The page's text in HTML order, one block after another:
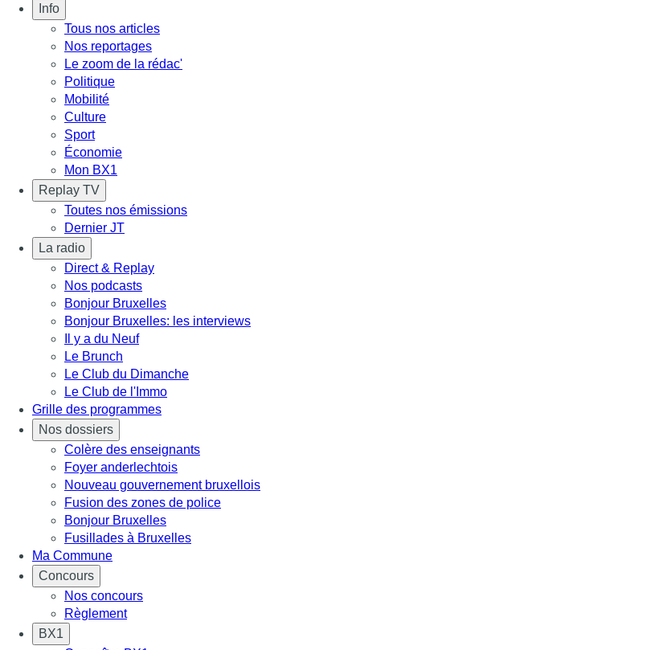
Info
Tous nos articles
Nos reportages
Le zoom de la rédac'
Politique
Mobilité
Culture
Sport
Économie
Mon BX1
Replay TV
Toutes nos émissions
Dernier JT
La radio
Direct & Replay
Nos podcasts
Bonjour Bruxelles
Bonjour Bruxelles: les interviews
Il y a du Neuf
Le Brunch
Le Club du Dimanche
Le Club de l'Immo
Grille des programmes
Nos dossiers
Colère des enseignants
Foyer anderlechtois
Nouveau gouvernement bruxellois
Fusion des zones de police
Bonjour Bruxelles
Fusillades à Bruxelles
Ma Commune
Concours
Nos concours
Règlement
BX1